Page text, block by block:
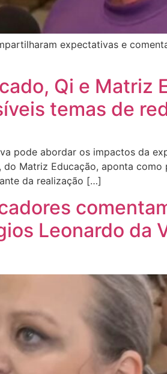
expectativas e
Qi e Matriz
temas de
pode abordar os impactos da
Matriz Educação, aponta
da realização […]
Leonardo da